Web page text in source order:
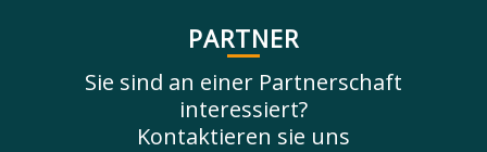
PARTNER
Sie sind an einer Partnerschaft
interessiert?
Kontaktieren sie uns